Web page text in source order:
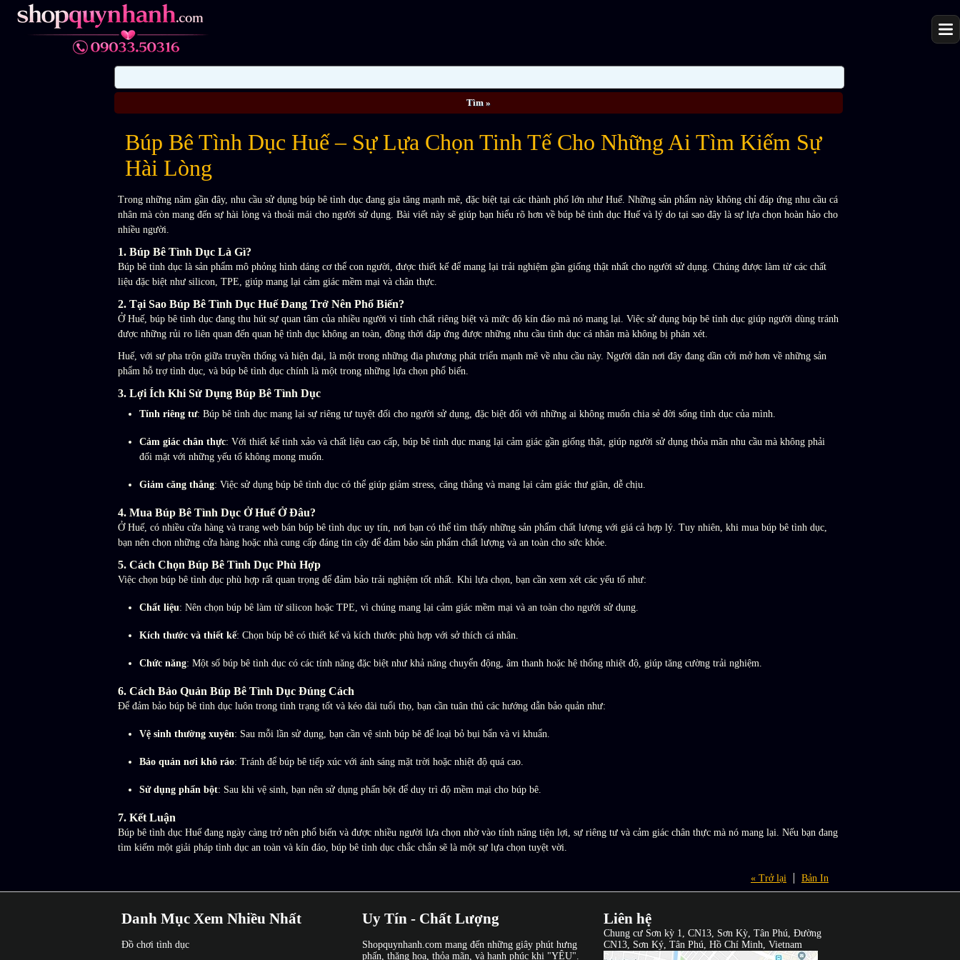
Búp Bê Tình Dục Huế – Sự Lựa Chọn Tinh Tế Cho Những Ai Tìm Kiếm Sự
Hài Lòng
Trong những năm gần đây, nhu cầu sử dụng búp bê tình dục đang gia tăng mạnh mẽ, đặc biệt tại các thành phố lớn như Huế. Những sản phẩm này không chỉ đáp ứng nhu cầu cá
nhân mà còn mang đến sự hài lòng và thoải mái cho người sử dụng. Bài viết này sẽ giúp bạn hiểu rõ hơn về búp bê tình dục Huế và lý do tại sao đây là sự lựa chọn hoàn hảo cho
nhiều người.
1. Búp Bê Tình Dục Là Gì?
Búp bê tình dục là sản phẩm mô phỏng hình dáng cơ thể con người, được thiết kế để mang lại trải nghiệm gần giống thật nhất cho người sử dụng. Chúng được làm từ các chất
liệu đặc biệt như silicon, TPE, giúp mang lại cảm giác mềm mại và chân thực.
2. Tại Sao Búp Bê Tình Dục Huế Đang Trở Nên Phổ Biến?
Ở Huế, búp bê tình dục đang thu hút sự quan tâm của nhiều người vì tính chất riêng biệt và mức độ kín đáo mà nó mang lại. Việc sử dụng búp bê tình dục giúp người dùng tránh
được những rủi ro liên quan đến quan hệ tình dục không an toàn, đồng thời đáp ứng được những nhu cầu tình dục cá nhân mà không bị phán xét.
Huế, với sự pha trộn giữa truyền thống và hiện đại, là một trong những địa phương phát triển mạnh mẽ về nhu cầu này. Người dân nơi đây đang dần cởi mở hơn về những sản
phẩm hỗ trợ tình dục, và búp bê tình dục chính là một trong những lựa chọn phổ biến.
3. Lợi Ích Khi Sử Dụng Búp Bê Tình Dục
Tính riêng tư: Búp bê tình dục mang lại sự riêng tư tuyệt đối cho người sử dụng, đặc biệt đối với những ai không muốn chia sẻ đời sống tình dục của mình.
Cảm giác chân thực: Với thiết kế tinh xảo và chất liệu cao cấp, búp bê tình dục mang lại cảm giác gần giống thật, giúp người sử dụng thỏa mãn nhu cầu mà không phải
đối mặt với những yếu tố không mong muốn.
Giảm căng thẳng: Việc sử dụng búp bê tình dục có thể giúp giảm stress, căng thẳng và mang lại cảm giác thư giãn, dễ chịu.
4. Mua Búp Bê Tình Dục Ở Huế Ở Đâu?
Ở Huế, có nhiều cửa hàng và trang web bán búp bê tình dục uy tín, nơi bạn có thể tìm thấy những sản phẩm chất lượng với giá cả hợp lý. Tuy nhiên, khi mua búp bê tình dục,
bạn nên chọn những cửa hàng hoặc nhà cung cấp đáng tin cậy để đảm bảo sản phẩm chất lượng và an toàn cho sức khỏe.
5. Cách Chọn Búp Bê Tình Dục Phù Hợp
Việc chọn búp bê tình dục phù hợp rất quan trọng để đảm bảo trải nghiệm tốt nhất. Khi lựa chọn, bạn cần xem xét các yếu tố như:
Chất liệu: Nên chọn búp bê làm từ silicon hoặc TPE, vì chúng mang lại cảm giác mềm mại và an toàn cho người sử dụng.
Kích thước và thiết kế: Chọn búp bê có thiết kế và kích thước phù hợp với sở thích cá nhân.
Chức năng: Một số búp bê tình dục có các tính năng đặc biệt như khả năng chuyển động, âm thanh hoặc hệ thống nhiệt độ, giúp tăng cường trải nghiệm.
6. Cách Bảo Quản Búp Bê Tình Dục Đúng Cách
Để đảm bảo búp bê tình dục luôn trong tình trạng tốt và kéo dài tuổi thọ, bạn cần tuân thủ các hướng dẫn bảo quản như:
Vệ sinh thường xuyên: Sau mỗi lần sử dụng, bạn cần vệ sinh búp bê để loại bỏ bụi bẩn và vi khuẩn.
Bảo quản nơi khô ráo: Tránh để búp bê tiếp xúc với ánh sáng mặt trời hoặc nhiệt độ quá cao.
Sử dụng phấn bột: Sau khi vệ sinh, bạn nên sử dụng phấn bột để duy trì độ mềm mại cho búp bê.
7. Kết Luận
Búp bê tình dục Huế đang ngày càng trở nên phổ biến và được nhiều người lựa chọn nhờ vào tính năng tiện lợi, sự riêng tư và cảm giác chân thực mà nó mang lại. Nếu bạn đang
tìm kiếm một giải pháp tình dục an toàn và kín đáo, búp bê tình dục chắc chắn sẽ là một sự lựa chọn tuyệt vời.
Bản In
« Trở lại
Danh Mục Xem Nhiều Nhất
Đồ chơi tình dục
Uy Tín - Chất Lượng
Shopquynhanh.com mang đến những giây phút hưng
phấn, thăng hoa, thỏa mãn, và hạnh phúc khi "YÊU".
Liên hệ
Chung cư Sơn kỳ 1, CN13, Sơn Kỳ, Tân Phú, Đường
CN13, Sơn Ký, Tân Phú, Hồ Chí Minh, Vietnam